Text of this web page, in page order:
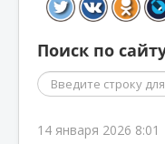
Поиск по
Поиск
14 января 2026 8:01